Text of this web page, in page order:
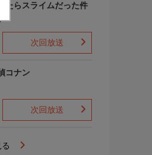
たらスライムだった件
次回放送
コナン
次回放送
る